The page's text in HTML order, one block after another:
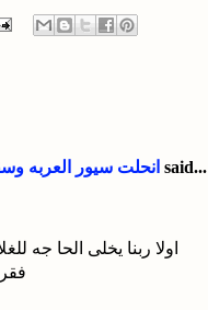
انحلت سيور العربه said...
اولا ربنا يخلى الحا جه